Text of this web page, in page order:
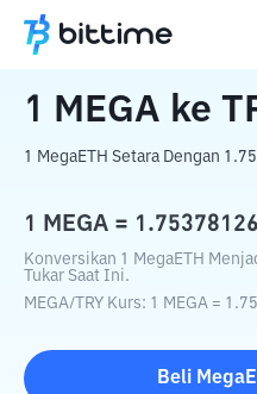
Beranda Konverter Kripto
1 MEGA ke
1 MegaETH Setara Dengan
1 MEGA = 1.75378126
Konversikan 1 MegaETH
Tukar Saat Ini.
MEGA/ TRY Kurs: 1 MEGA =
Beli